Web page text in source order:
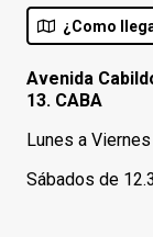
¿Como
Avenida
13. CABA
Lunes a
Sábados de